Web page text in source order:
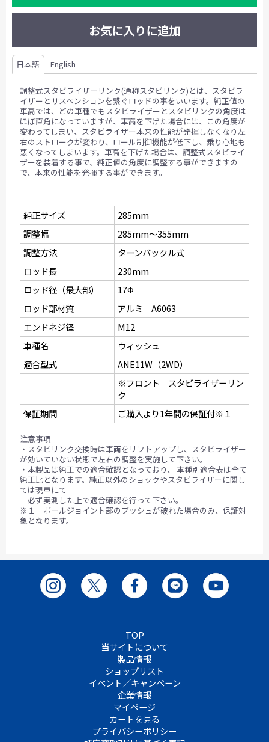
お気に入りに追加
日本語 English
調整式スタビライザーリンク(通称スタビリンク)とは、スタビラ
イザーとサスペンションを繋ぐロッドの事をいいます。純正値の
車高では、どの車種でもスタビライザーとスタビリンクの角度は
ほぼ直角になっていますが、車高を下げた場合には、この角度が
変わってしまい、スタビライザー本来の性能が発揮しなくなり左
右のストロークが変わり、ロール制御機能が低下し、乗り心地も
悪くなってしまいます。車高を下げた場合は、調整式スタビライ
ザーを装着する事で、純正値の角度に調整する事ができますの
で、本来の性能を発揮する事ができます。
純正サイズ
285mm
調整幅
285mm〜355mm
調整方法
ターンバックル式
ロッド長
230mm
ロッド径（最大部）
17Ф
ロッド部材質
アルミ A6063
エンドネジ径
M12
車種名
ウィッシュ
適合型式
ANE11W（2WD）
※フロント スタビライザーリン
ク
保証期間
ご購入より1年間の保証付※１
注意事項
・スタビリンク交換時は車両をリフトアップし、スタビライザー
が効いていない状態で左右の調整を実施して下さい。
・本製品は純正での適合確認となっており、 車種別適合表は全て
純正比となります。純正以外のショックやスタビライザーに関し
ては現車にて
必ず実測した上で適合確認を行って下さい。
※１ ボールジョイント部のブッシュが破れた場合のみ、保証対
象となります。
TOP
当サイトについて
製品情報
ショップリスト
イベント／キャンペーン
企業情報
マイページ
カートを見る
プライバシーポリシー